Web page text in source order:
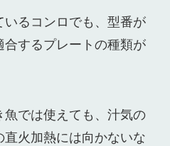
るコンロでも、型番が
するプレートの種類が
魚では使えても、汁気の
火加熱には向かないな